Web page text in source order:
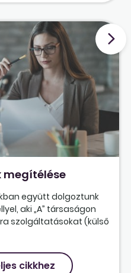
megítélése
együtt dolgoztunk
aki „A” társaságon
szolgáltatásokat (külső
cikkhez